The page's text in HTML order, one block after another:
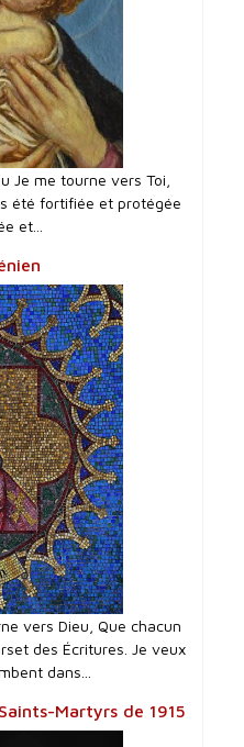
Je me tourne vers Toi,
été fortifiée et protégée
et...
vers Dieu, Que chacun
des Écritures. Je veux
dans...
Martyrs de 1915